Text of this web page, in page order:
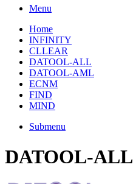
Menu
Home
INFINITY
CLLEAR
DATOOL-ALL
DATOOL-AML
ECNM
FIND
MIND
Submenu
DATOOL-ALL